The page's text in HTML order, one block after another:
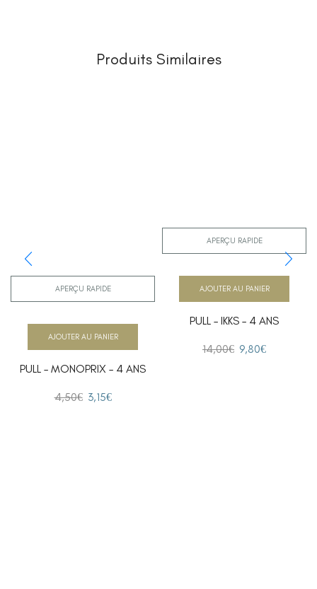
Produits Similaires
APERÇU RAPIDE
PULL – MONOPRIX – 4 ANS
4,50€ 3,15€
AJOUTER AU PANIER
APERÇU RAPIDE
PULL – IKKS – 4 ANS
14,00€ 9,80€
AJOUTER AU PANIER